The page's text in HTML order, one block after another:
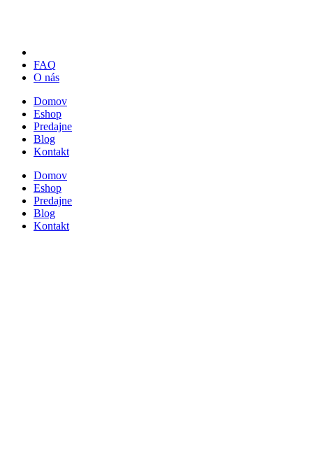
FAQ
O nás
Domov
Eshop
Predajne
Blog
Kontakt
Domov
Eshop
Predajne
Blog
Kontakt